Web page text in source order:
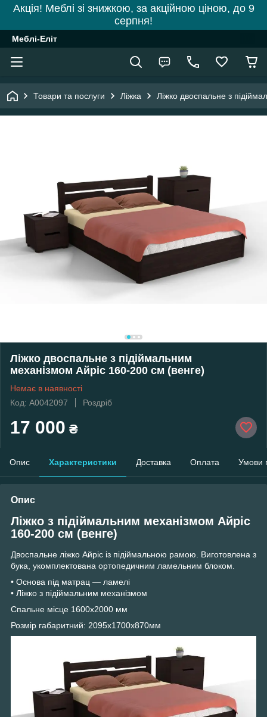
Акція! Меблі зі знижкою, за акційною ціною, до 9
серпня!
Меблі-Еліт
Товари та послуги Ліжка Ліжко двоспальне з
Ліжко двоспальне з підіймальним
механізмом Айріс 160-200 см (венге)
Немає в наявності
Код: А0042097
Роздріб
17 000 ₴
Опис Характеристики Доставка Оплата Умови
Опис
Ліжко з підіймальним механізмом Айріс
160-200 см (венге)
Двоспальне ліжко Айріс із підіймальною рамою. Виготовлена з
бука, укомплектована ортопедичним ламельним блоком.
• Основа під матрац — ламелі
• Ліжко з підіймальним механізмом
Спальне місце 1600х2000 мм
Розмір габаритний: 2095х1700х870мм